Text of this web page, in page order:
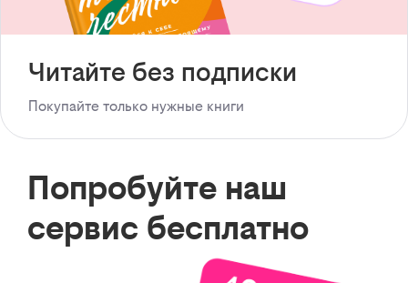
Читайте без подписки
Покупайте только нужные книги
Попробуйте наш
сервис бесплатно